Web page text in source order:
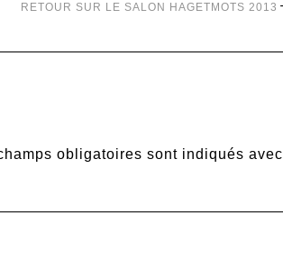
RETOUR SUR LE SALON HAGETMOTS 2013
obligatoires sont indiqués avec